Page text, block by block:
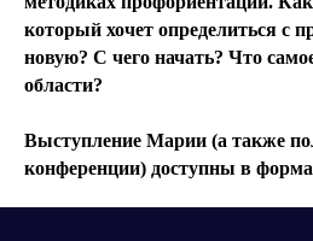
который хочет определиться с
новую? С чего начать? Что
области?
Выступление Марии (а также
конференции) доступны в